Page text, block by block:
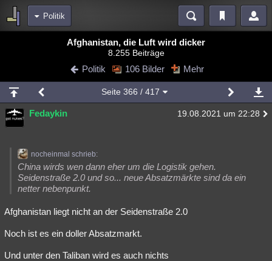
Politik
Blogs Videos
Chat Wiki Neuigkeiten
meine Rubriken
Menschen Wissenschaft Mystery Kriminalfälle
Natur Umfragen Unterhaltung
weitere Rubriken
Afghanistan, die Luft wird dicker
8.255 Beiträge
Politik 106 Bilder Mehr
Seite 366 / 417
Fedaykin 19.08.2021 um 22:28
nocheinmal schrieb:
China wirds wen dann eher um die Logistik gehen.
Seidenstraße 2.0 und so... neue Absatzmärkte sind da ein
netter nebenpunkt.
Afghanistan liegt nicht an der Seidenstraße 2.0
Noch ist es ein doller Absatzmarkt.
Und unter den Taliban wird es auch nichts